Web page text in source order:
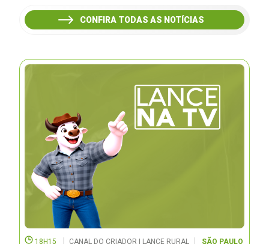
CONFIRA TODAS AS NOTÍCIAS
18H15 CANAL DO CRIADOR | LANCE RURAL
SÃO PAULO